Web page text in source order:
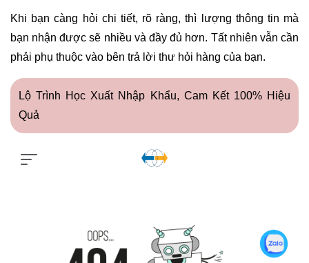
Khi bạn càng hỏi chi tiết, rõ ràng, thì lượng thông tin mà
bạn nhận được sẽ nhiều và đầy đủ hơn. Tất nhiên vẫn cần
phải phụ thuộc vào bên trả lời thư hỏi hàng của bạn.
Lộ Trình Học Xuất Nhập Khẩu, Cam Kết 100% Hiệu
Quả